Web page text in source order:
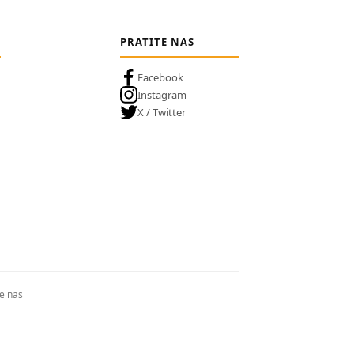
PRATITE NAS
Facebook
Instagram
X / Twitter
nas